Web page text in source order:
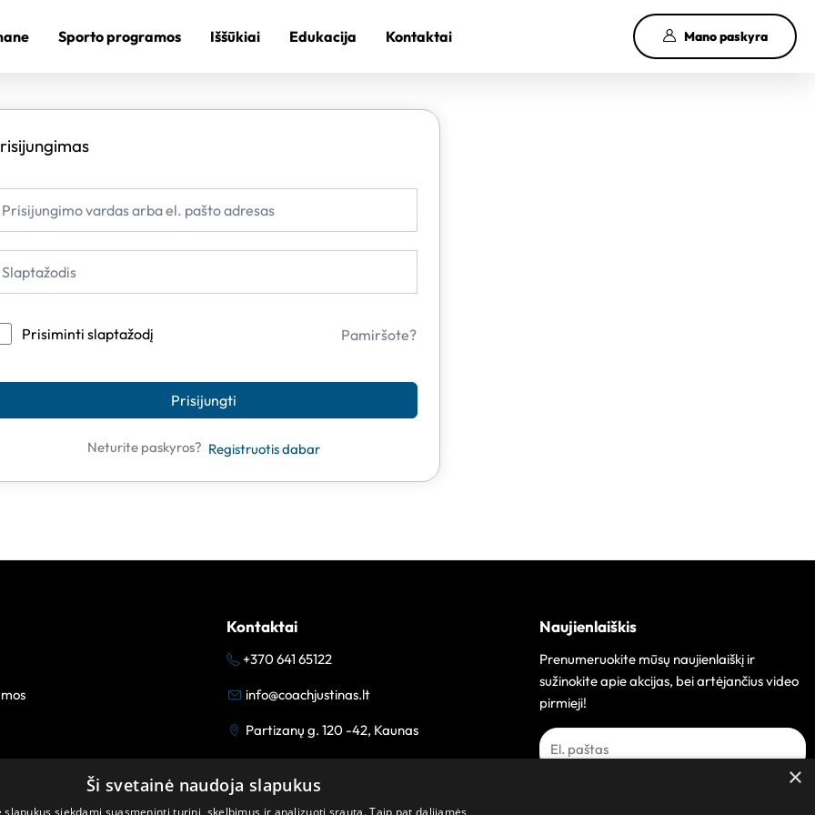
Sporto programos Iššūkiai Edukacija Kontaktai Mano paskyra
Prisiminti slaptažodį Pamiršote?
Prisijungti
Neturite paskyros? Registruotis dabar
Kontaktai
+370 641 65122
info@coachjustinas.lt
Partizanų g. 120 -42, Kaunas
Naujienlaiškis
Prenumeruokite mūsų naujienlaiškį ir
sužinokite apie akcijas, bei artėjančius video
pirmieji!
×
Ši svetainė naudoja slapukus
slapukus siekdami suasmeninti turinį, skelbimus ir analizuoti srautą. Taip pat dalijamės